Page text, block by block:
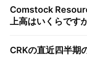
Comstock
上高はいくらです
CRKの直近四半期